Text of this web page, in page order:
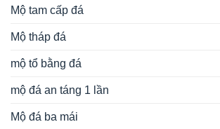
Mộ tam cấp đá
Mộ tháp đá
mộ tổ bằng đá
mộ đá an táng 1 lần
Mộ đá ba mái